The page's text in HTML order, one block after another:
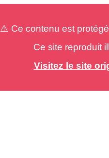
⚠️ Ce contenu est
Ce site reproduit
Visitez le site